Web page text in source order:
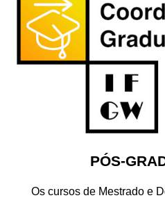
PÓS-
Os cursos de Mestrado e